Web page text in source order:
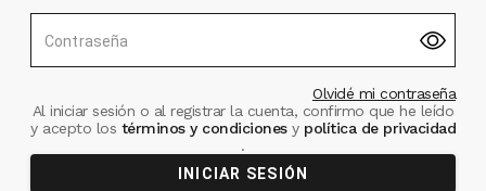
Contraseña
Olvidé mi contraseña
Al iniciar sesión o al registrar la cuenta, confirmo que he leído
y acepto los términos y condiciones ypolítica de privacidad
.
INICIAR SESIÓN